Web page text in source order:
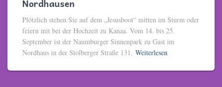
Nordhausen
Plötzlich stehen Sie auf dem „Jesusboot“ mitten im Sturm oder
feiern mit bei der Hochzeit zu Kanaa. Vom 14. bis 25.
September ist der Naumburger Sinnenpark zu Gast im
Nordhaus in der Stolberger Straße 131. Weiterlesen